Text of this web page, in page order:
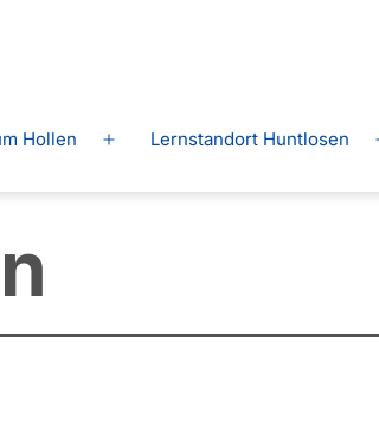
Hollen
Menü
Lernstandort Huntlosen